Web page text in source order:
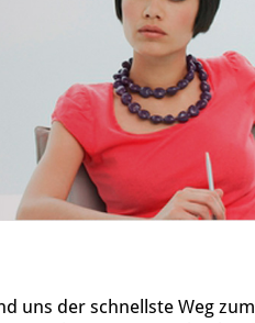
uns der schnellste Weg zum